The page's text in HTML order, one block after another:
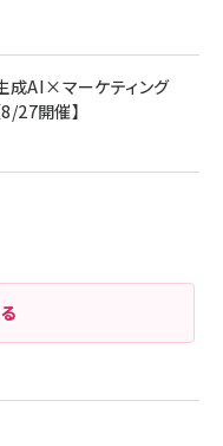
成AI×マーケティング
27開催】